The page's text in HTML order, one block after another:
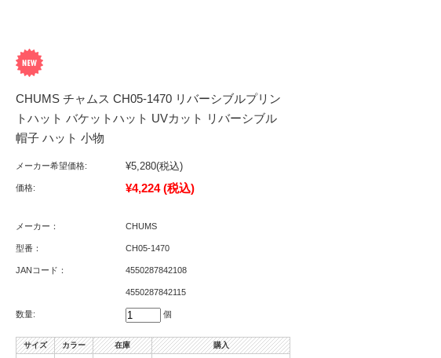
CHUMS チャムス CH05-1470 リバーシブルプリン
トハット バケットハット UVカット リバーシブル
帽子 ハット 小物
メーカー希望価格: ¥5,280(税込)
価格: ¥4,224 (税込)
メーカー： CHUMS
型番： CH05-1470
JANコード： 4550287842108
4550287842115
数量: 個
サイズ カラー 在庫 購入